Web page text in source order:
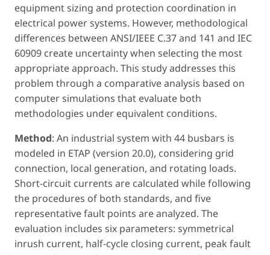
equipment sizing and protection coordination in
electrical power systems. However, methodological
differences between ANSI/IEEE C.37 and 141 and IEC
60909 create uncertainty when selecting the most
appropriate approach. This study addresses this
problem through a comparative analysis based on
computer simulations that evaluate both
methodologies under equivalent conditions.
Method: An industrial system with 44 busbars is
modeled in ETAP (version 20.0), considering grid
connection, local generation, and rotating loads.
Short-circuit currents are calculated while following
the procedures of both standards, and five
representative fault points are analyzed. The
evaluation includes six parameters: symmetrical
inrush current, half-cycle closing current, peak fault